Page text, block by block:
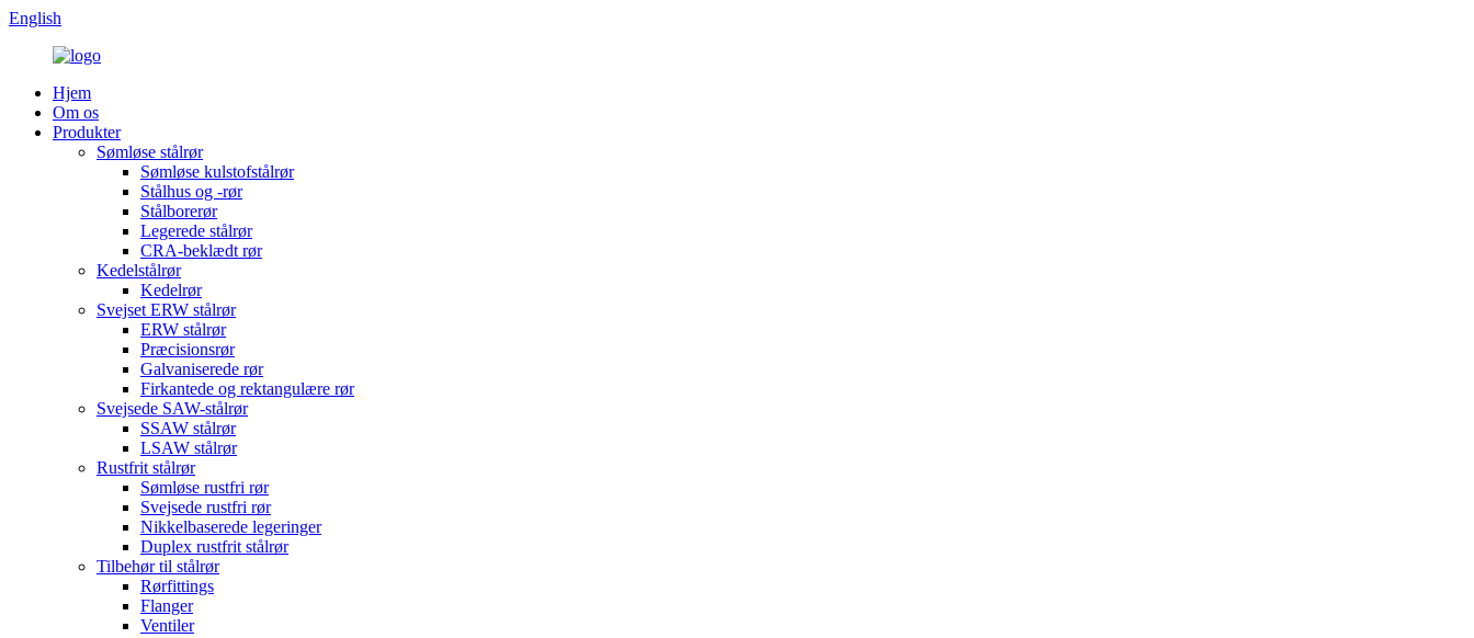
English
Hjem
Om os
Produkter
Sømløse stålrør
Sømløse kulstofstålrør
Stålhus og -rør
Stålborerør
Legerede stålrør
CRA-beklædt rør
Kedelstålrør
Kedelrør
Svejset ERW stålrør
ERW stålrør
Præcisionsrør
Galvaniserede rør
Firkantede og rektangulære rør
Svejsede SAW-stålrør
SSAW stålrør
LSAW stålrør
Rustfrit stålrør
Sømløse rustfri rør
Svejsede rustfri rør
Nikkelbaserede legeringer
Duplex rustfrit stålrør
Tilbehør til stålrør
Rørfittings
Flanger
Ventiler